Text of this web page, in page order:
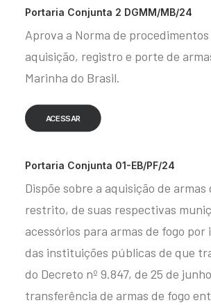
Portaria Conjunta 2 DGMM/MB/24
Aprova a Norma de
aquisição, registro e porte de
Marinha do Brasil.
ACESSAR
Portaria Conjunta 01-EB/PF/24
Dispõe sobre a aquisição de armas
restrito, de suas respectivas
acessórios para armas de fogo
das instituições públicas de que
do Decreto nº 9.847, de 25 de
transferência de armas de fogo